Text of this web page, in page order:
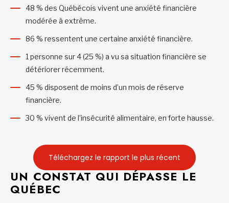
48 % des Québécois vivent une anxiété financière
modérée à extrême.
86 % ressentent une certaine anxiété financière.
1 personne sur 4 (25 %) a vu sa situation financière se
détériorer récemment.
45 % disposent de moins d’un mois de réserve
financière.
30 % vivent de l’insécurité alimentaire, en forte hausse.
Téléchargez le rapport le plus récent
UN CONSTAT QUI DÉPASSE LE
QUÉBEC